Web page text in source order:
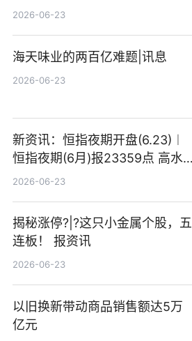
港元的亏损 同比盈转亏
2026-06-23
海天味业的两百亿难题|讯息
2026-06-23
新资讯：恒指夜期开盘(6.23)︱
恒指夜期(6月)报23359点 高水
23点
2026-06-23
揭秘涨停?|?这只小金属个股，五
连板！ 报资讯
2026-06-23
以旧换新带动商品销售额达5万
亿元